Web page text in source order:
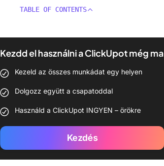
TABLE OF CONTENTS
Kezdd el használni a ClickUpot még ma
Kezeld az összes munkádat egy helyen
Dolgozz együtt a csapatoddal
Használd a ClickUpot INGYEN – örökre
Kezdés